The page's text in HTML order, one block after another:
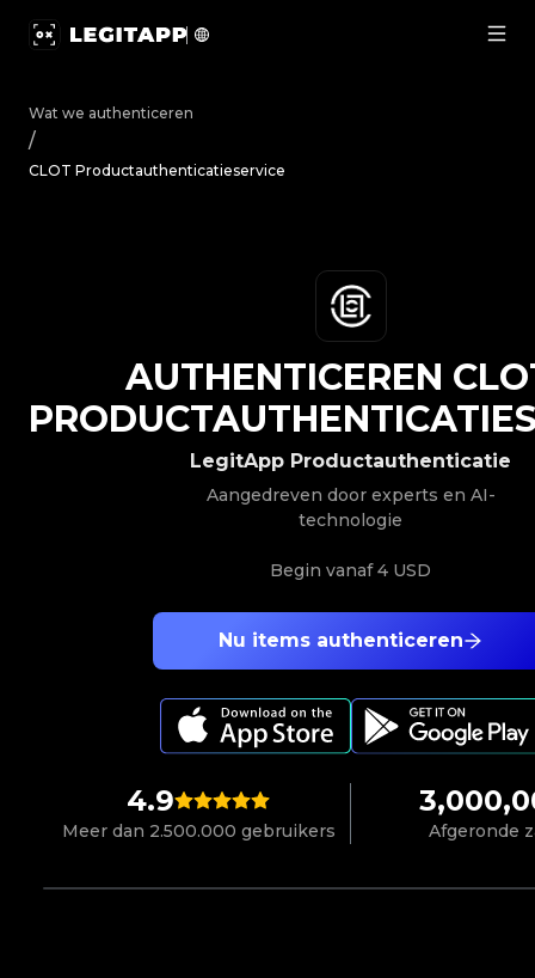
Wat we authenticeren
/
CLOT Productauthenticatieservice
4.9
Meer dan 2.500.000 gebruikers Afgeronde
Nu items authenticeren
LegitApp Productauthenticatie
Aangedreven door experts en AI-
technologie
Begin vanaf4 USD
AUTHENTICEREN